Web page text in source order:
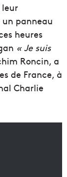
leur
un panneau
heures
« Je suis
Roncin, a
de France, à
Charlie